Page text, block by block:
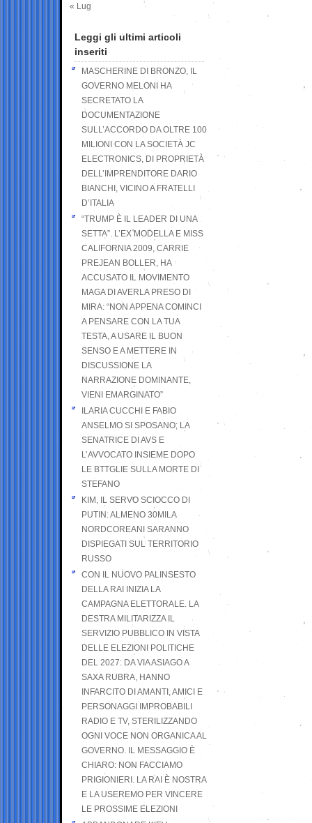
« Lug
Leggi gli ultimi articoli
inseriti
MASCHERINE DI BRONZO, IL
GOVERNO MELONI HA
SECRETATO LA
DOCUMENTAZIONE
SULL’ACCORDO DA OLTRE 100
MILIONI CON LA SOCIETÀ JC
ELECTRONICS, DI PROPRIETÀ
DELL’IMPRENDITORE DARIO
BIANCHI, VICINO A FRATELLI
D’ITALIA
“TRUMP È IL LEADER DI UNA
SETTA”. L’EX MODELLA E MISS
CALIFORNIA 2009, CARRIE
PREJEAN BOLLER, HA
ACCUSATO IL MOVIMENTO
MAGA DI AVERLA PRESO DI
MIRA: “NON APPENA COMINCI
A PENSARE CON LA TUA
TESTA, A USARE IL BUON
SENSO E A METTERE IN
DISCUSSIONE LA
NARRAZIONE DOMINANTE,
VIENI EMARGINATO”
ILARIA CUCCHI E FABIO
ANSELMO SI SPOSANO; LA
SENATRICE DI AVS E
L’AVVOCATO INSIEME DOPO
LE BTTGLIE SULLA MORTE DI
STEFANO
KIM, IL SERVO SCIOCCO DI
PUTIN: ALMENO 30MILA
NORDCOREANI SARANNO
DISPIEGATI SUL TERRITORIO
RUSSO
CON IL NUOVO PALINSESTO
DELLA RAI INIZIA LA
CAMPAGNA ELETTORALE. LA
DESTRA MILITARIZZA IL
SERVIZIO PUBBLICO IN VISTA
DELLE ELEZIONI POLITICHE
DEL 2027: DA VIA ASIAGO A
SAXA RUBRA, HANNO
INFARCITO DI AMANTI, AMICI E
PERSONAGGI IMPROBABILI
RADIO E TV, STERILIZZANDO
OGNI VOCE NON ORGANICA AL
GOVERNO. IL MESSAGGIO È
CHIARO: NON FACCIAMO
PRIGIONIERI. LA RAI È NOSTRA
E LA USEREMO PER VINCERE
LE PROSSIME ELEZIONI